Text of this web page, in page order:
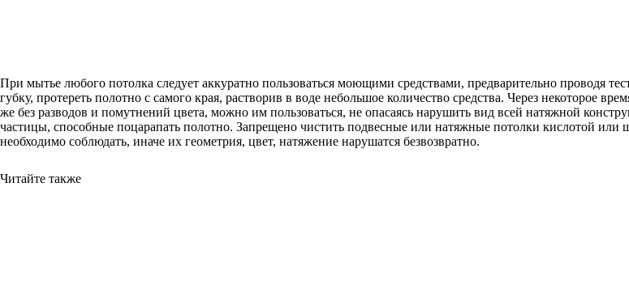
При мытье любого потолка следует аккуратно пользоваться моющими средствами, предварительно проводя
губку, протереть полотно с самого края, растворив в воде небольшое количество средства. Через некоторое
же без разводов и помутнений цвета, можно им пользоваться, не опасаясь нарушить вид всей натяжной
частицы, способные поцарапать полотно. Запрещено чистить подвесные или натяжные потолки кислотой или
необходимо соблюдать, иначе их геометрия, цвет, натяжение нарушатся безвозвратно.
Читайте также